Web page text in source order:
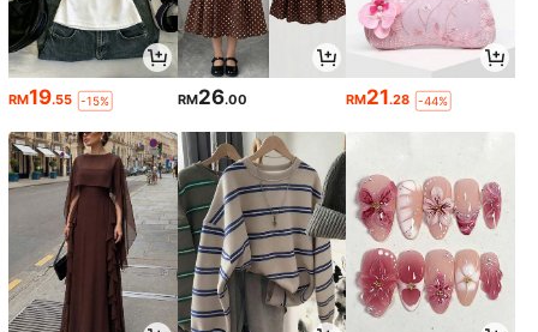
RM19.55 -15% RM26.00 RM21.28 -44%